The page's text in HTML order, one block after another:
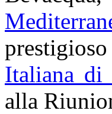
Italiana di
alla